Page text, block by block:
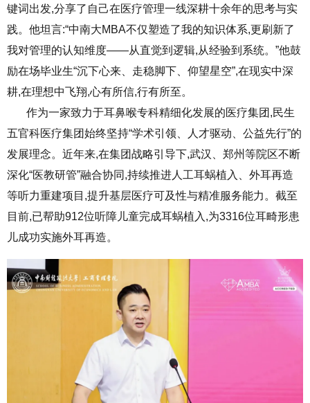
键词出发,分享了自己在医疗管理一线深耕十余年的思考与实
践。他坦言:“中南大MBA不仅塑造了我的知识体系,更刷新了
我对管理的认知维度——从直觉到逻辑,从经验到系统。”他鼓
励在场毕业生“沉下心来、走稳脚下、仰望星空”,在现实中深
耕,在理想中飞翔,心有所信,行有所至。
作为一家致力于耳鼻喉专科精细化发展的医疗集团,民生
五官科医疗集团始终坚持“学术引领、人才驱动、公益先行”的
发展理念。近年来,在集团战略引导下,武汉、郑州等院区不断
深化“医教研管”融合协同,持续推进人工耳蜗植入、外耳再造
等听力重建项目,提升基层医疗可及性与精准服务能力。截至
目前,已帮助912位听障儿童完成耳蜗植入,为3316位耳畸形患
儿成功实施外耳再造。